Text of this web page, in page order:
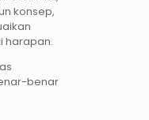
konsep,
harapan.
benar